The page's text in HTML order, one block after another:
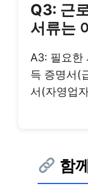
Q3: 근
서류는
A3: 필요한
득 증명서(
서(자영업
함